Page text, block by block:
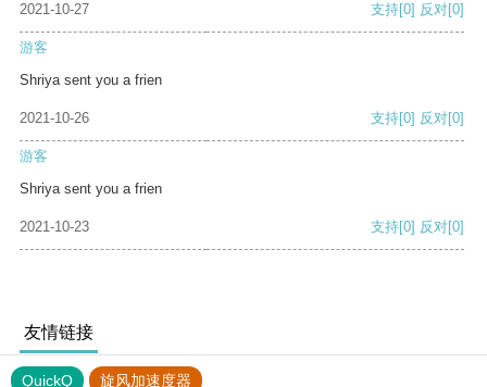
2021-10-27 支持[0] 反对[0]
游客
Shriya sent you a frien
2021-10-26 支持[0] 反对[0]
游客
Shriya sent you a frien
2021-10-23 支持[0] 反对[0]
友情链接
QuickQ 旋风加速度器